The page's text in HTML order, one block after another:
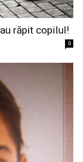
răpit copilul!
0